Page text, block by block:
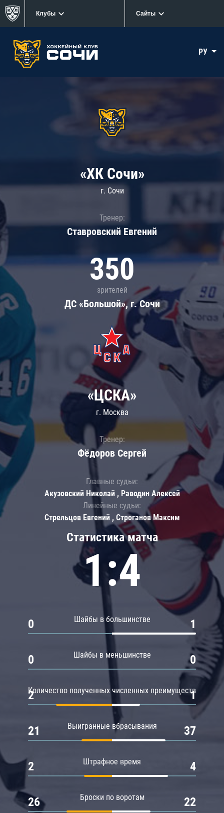
Клубы Сайты
РУ
«ХК Сочи»
г. Сочи
Тренер:
Ставровский Евгений
350
зрителей
ДС «Большой», г. Сочи
Статистика матча
1:4
Шайбы в большинстве
0 1
Шайбы в меньшинстве
0 0
Количество полученных численных преимуществ
2 1
Выигранные вбрасывания
21 37
Штрафное время
2 4
Броски по воротам
26 22
«ЦСКА»
г. Москва
Тренер:
Фёдоров Сергей
Главные судьи:
Акузовский Николай , Раводин Алексей
Линейные судьи:
Стрельцов Евгений , Строганов Максим